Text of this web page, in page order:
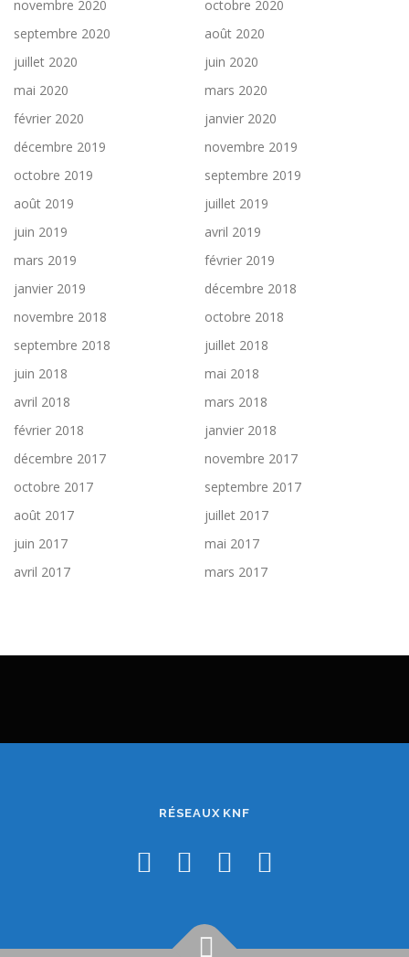
novembre 2020
octobre 2020
septembre 2020
août 2020
juillet 2020
juin 2020
mai 2020
mars 2020
février 2020
janvier 2020
décembre 2019
novembre 2019
octobre 2019
septembre 2019
août 2019
juillet 2019
juin 2019
avril 2019
mars 2019
février 2019
janvier 2019
décembre 2018
novembre 2018
octobre 2018
septembre 2018
juillet 2018
juin 2018
mai 2018
avril 2018
mars 2018
février 2018
janvier 2018
décembre 2017
novembre 2017
octobre 2017
septembre 2017
août 2017
juillet 2017
juin 2017
mai 2017
avril 2017
mars 2017
RÉSEAUX KNF